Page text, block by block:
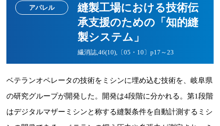
アパレル
縫製工場における技術伝
承支援のための「知的縫
製システム」
繊消誌,46(10),〔05・10〕p17～23
ベテランオペレータの技術をミシンに埋め込む技術を、岐阜県
の研究グループが開発した。開発は4段階に分かれる。第1段階
はデジタルマザーミシンと称する縫製条件を自動計測するミシ